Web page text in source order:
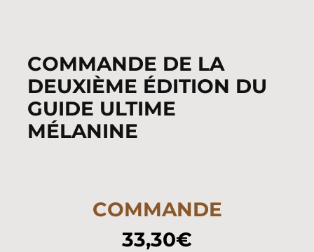
COMMANDE DE LA
DEUXIÈME ÉDITION DU
GUIDE ULTIME
MÉLANINE
COMMANDE
33,30€